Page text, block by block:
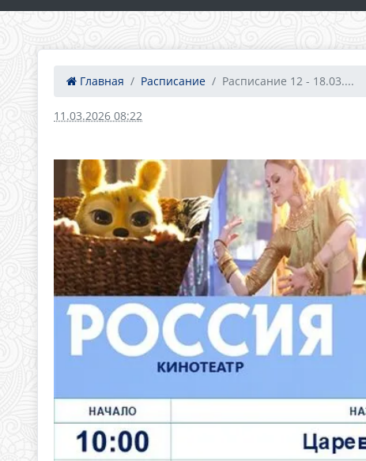
Главная Расписание Расписание 12 - 18.03....
11.03.2026 08:22